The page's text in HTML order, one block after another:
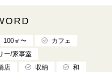
100㎡〜
カフェ
ー/家事室
店 収納
和